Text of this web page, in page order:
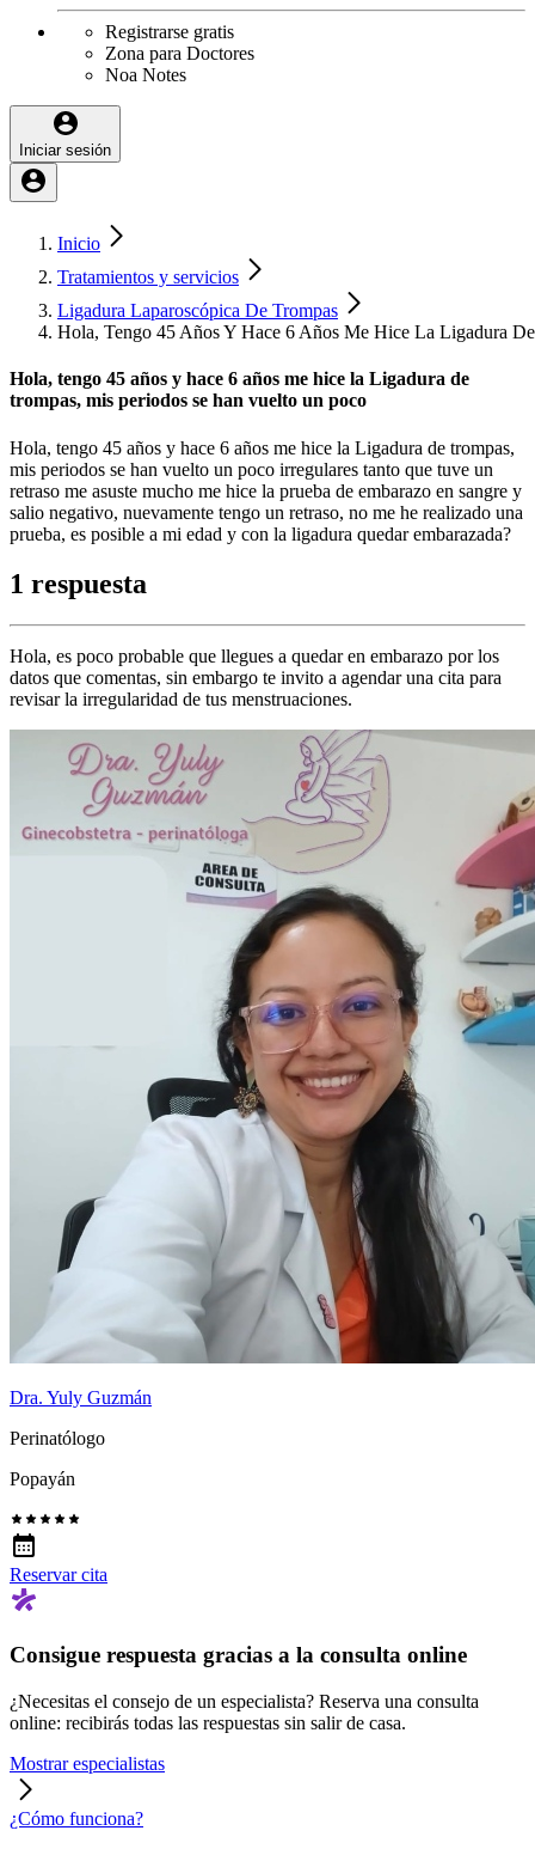
Registrarse gratis
Zona para Doctores
Noa Notes
Iniciar sesión
Inicio
Tratamientos y servicios
Ligadura Laparoscópica De Trompas
Hola, Tengo 45 Años Y Hace 6 Años Me Hice La Ligadura
Hola, tengo 45 años y hace 6 años me hice la Ligadura de
trompas, mis periodos se han vuelto un poco
Hola, tengo 45 años y hace 6 años me hice la Ligadura de trompas,
mis periodos se han vuelto un poco irregulares tanto que tuve un
retraso me asuste mucho me hice la prueba de embarazo en sangre y
salio negativo, nuevamente tengo un retraso, no me he realizado una
prueba, es posible a mi edad y con la ligadura quedar embarazada?
1 respuesta
Hola, es poco probable que llegues a quedar en embarazo por los
datos que comentas, sin embargo te invito a agendar una cita para
revisar la irregularidad de tus menstruaciones.
Dra. Yuly Guzmán
Perinatólogo
Popayán
Reservar cita
Consigue respuesta gracias a la consulta online
¿Necesitas el consejo de un especialista? Reserva una consulta
online: recibirás todas las respuestas sin salir de casa.
Mostrar especialistas
¿Cómo funciona?